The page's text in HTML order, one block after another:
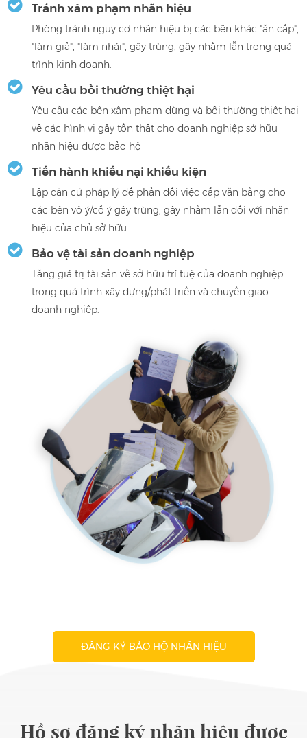
Tránh xâm phạm nhãn hiệu
Phòng tránh nguy cơ nhãn hiệu bị các bên khác "ăn cắp",
"làm giả", "làm nhái", gây trùng, gây nhằm lẫn trong quá
trình kinh doanh.
Yêu cầu bồi thường thiệt hại
Yêu cầu các bên xâm phạm dừng và bồi thường thiệt hại
về các hình vi gây tổn thất cho doanh nghiệp sở hữu
nhãn hiệu được bảo hộ
Tiến hành khiếu nại khiếu kiện
Lập căn cứ pháp lý để phản đối việc cấp văn bằng cho
các bên vô ý/cố ý gây trùng, gây nhằm lẫn đối với nhãn
hiệu của chủ sở hữu.
Bảo vệ tài sản doanh nghiệp
Tăng giá trị tài sản về sở hữu trí tuệ của doanh nghiệp
trong quá trình xây dựng/phát triển và chuyển giao
doanh nghiệp.
ĐĂNG KÝ BẢO HỘ NHÃN HIỆU
Hồ sơ đăng ký nhãn hiệu được